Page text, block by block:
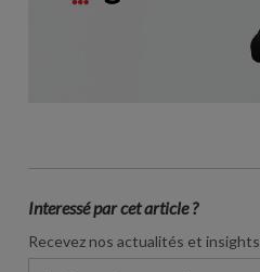
Interessé par cet article ?
Recevez nos actualités et insights